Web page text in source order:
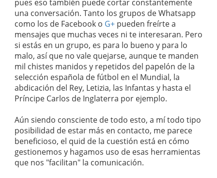
pues eso también puede cortar constantemente
una conversación. Tanto los grupos de Whatsapp
como los de Facebook o G+ pueden freírte a
mensajes que muchas veces ni te interesaran. Pero
si estás en un grupo, es para lo bueno y para lo
malo, así que no vale quejarse, aunque te manden
mil chistes manidos y repetidos del papelón de la
selección española de fútbol en el Mundial, la
abdicación del Rey, Letizia, las Infantas y hasta el
Príncipe Carlos de Inglaterra por ejemplo.
Aún siendo consciente de todo esto, a mí todo tipo
posibilidad de estar más en contacto, me parece
beneficioso, el quid de la cuestión está en cómo
gestionemos y hagamos uso de esas herramientas
que nos "facilitan" la comunicación.